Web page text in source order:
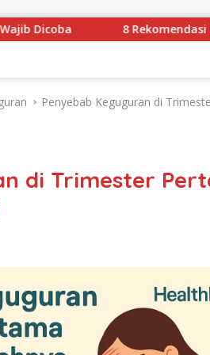
8 Rekomendasi Obat Kuat
Penyebab Keguguran di
di Trimester